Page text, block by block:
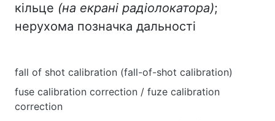
кільце (на екрані радіолокатора);
нерухома позначка дальності
fall of shot calibration (fall-of-shot calibration)
fuse calibration correction / fuze calibration
correction